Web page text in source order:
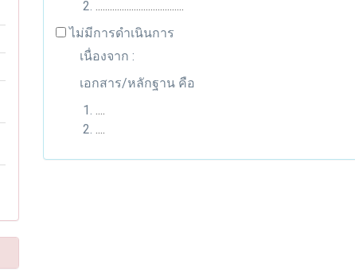
.....................................
ไม่มีการดำเนินการ
เนื่องจาก :
เอกสาร/หลักฐาน คือ
....
....